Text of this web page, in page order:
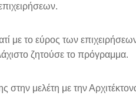
με το εύρος των
ζητούσε το πρόγραμμα.
μελέτη με την